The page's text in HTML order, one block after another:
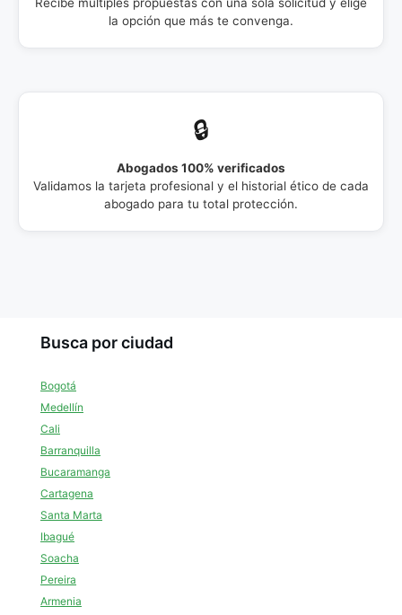
la opción que más te convenga.
🔒
Abogados 100% verificados
Validamos la tarjeta profesional y el historial ético de cada
abogado para tu total protección.
Busca por ciudad
Bogotá
Medellín
Cali
Barranquilla
Bucaramanga
Cartagena
Santa Marta
Ibagué
Soacha
Pereira
Armenia